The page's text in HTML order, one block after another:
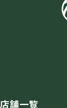
店舗一覧